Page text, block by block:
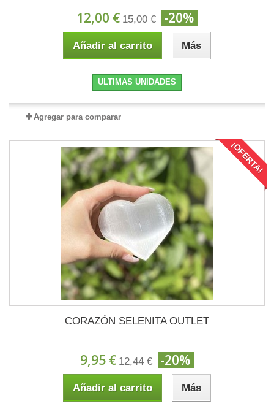
12,00 € 15,00 € -20%
Añadir al carrito Más
ULTIMAS UNIDADES
Agregar para comparar
¡OFERTA!
CORAZÓN SELENITA OUTLET
9,95 € 12,44 € -20%
Añadir al carrito Más